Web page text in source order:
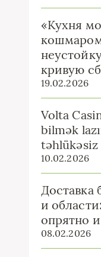
«Кухня
кривую
19.02.2026
Volta
bilmək
təhlükəsiz
10.02.2026
Доставка
и
опрятно
08.02.2026